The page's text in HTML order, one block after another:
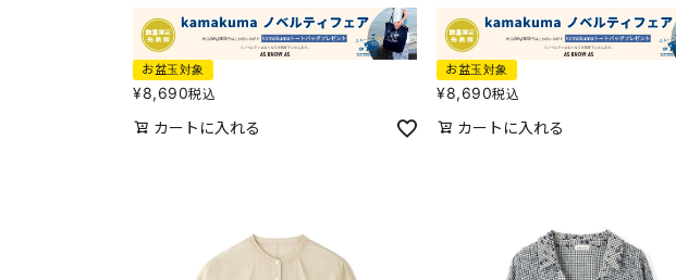
お盆玉対象
¥8,690税込
カートに入れる
お盆玉対象
¥8,690税込
カートに入れる